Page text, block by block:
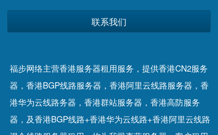
联系我们
福步网络主营香港服务器租用服务，提供香港CN2服务
器，香港BGP线路服务器，香港阿里云线路服务器，香
港华为云线路务器，香港群站服务器，香港高防服务
器，及香港BGP线路+香港华为云线路+香港阿里云线路